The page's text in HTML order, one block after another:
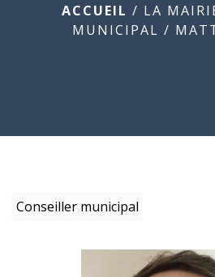
ACCUEIL / LA
MUNICIPAL /
Conseiller municipal